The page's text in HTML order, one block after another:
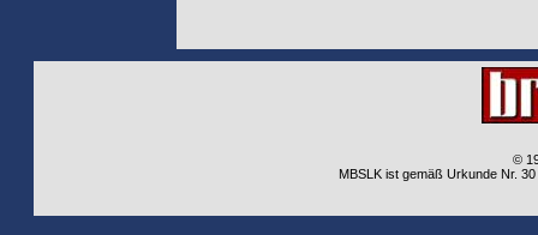
©
MBSLK ist gemäß Urkunde Nr.